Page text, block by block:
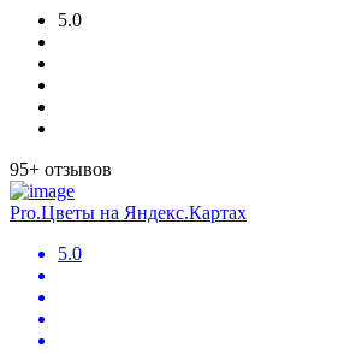
5.0
95+ отзывов
Pro.Цветы на Яндекс.Картах
5.0